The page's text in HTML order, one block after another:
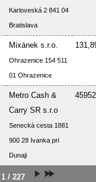
Karloveská 2 841 04
Bratislava
Mixánek s.r.o.
Ohrazenice 154 511
01 Ohrazenice
Metro Cash &
Carry SR s.r.o
Senecká cesta 1881
900 28 Ivanka pri
Dunaji
1 / 227